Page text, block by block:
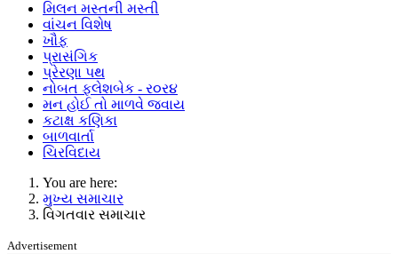
મિલન મસ્તની મસ્તી
વાંચન વિશેષ
ખૌફ
પ્રાસંગિક
પ્રેરણા પથ
નોબત ફ્લેશબેક - ર૦ર૪
મન હોઈ તો માળવે જવાય
કટાક્ષ કણિકા
બાળવાર્તા
ચિરવિદાય
You are here:
મુખ્ય સમાચાર
વિગતવાર સમાચાર
Advertisement